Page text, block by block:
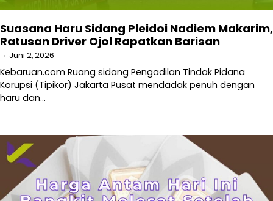
Suasana Haru Sidang Pleidoi Nadiem Makarim,
Ratusan Driver Ojol Rapatkan Barisan
Juni 2, 2026
Kebaruan.com Ruang sidang Pengadilan Tindak Pidana
Korupsi (Tipikor) Jakarta Pusat mendadak penuh dengan
haru dan…